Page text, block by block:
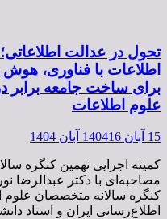
تحول در عدالت
اطلاعات با فناوری،
برای ساخت جامعه برابر
علوم اطلاعات
15 آبان 1404 16 آبان 1404
کمیته اجرایی نهمین کنگره
مصاحبه‌ای با دکتر عبدالرضا
کنگره سالانه متخصصان علوم
اطلاع‌رسانی ایران و استاد